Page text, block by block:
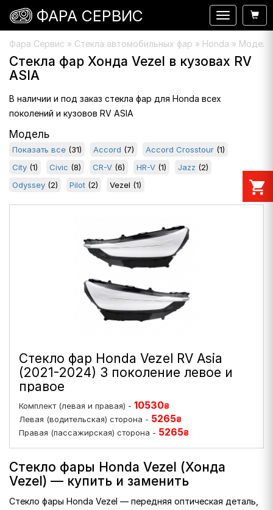
Фара Сервис » Стекла автомобильных фар » Honda » Модель
Стекла фар Хонда Vezel в кузовах RV
ASIA
В наличии и под заказ стекла фар для Honda всех
поколений и кузовов RV ASIA
Модель
Показать все (31) Accord (7) Accord Crosstour (1)
City (1) Civic (8) CR-V (6) HR-V (1) Jazz (2)
Odyssey (2) Pilot (2) Vezel (1)
Стекло фар Honda Vezel RV Asia
(2021-2024) 3 поколение левое и
правое
Комплект (левая и правая) - 10530₴
Левая (водительская) сторона - 5265₴
Правая (пассажирская) сторона - 5265₴
Стекло фары Honda Vezel (Хонда
Vezel) — купить и заменить
Стекло фары Honda Vezel — передняя оптическая деталь,
Навигация
ФАРА СЕРВИС
shopping_cart